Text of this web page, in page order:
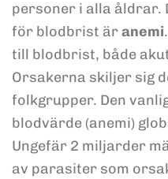
personer i alla åldrar.
för blodbrist äranemi
till blodbrist, både
Orsakerna skiljer sig
folkgrupper. Den
blodvärde (anemi)
Ungefär 2 miljarder
av parasiter som